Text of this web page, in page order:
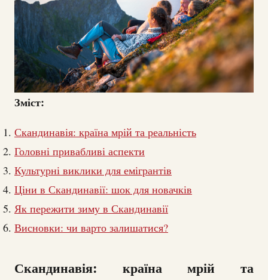
Зміст:
Скандинавія: країна мрій та реальність
Головні привабливі аспекти
Культурні виклики для емігрантів
Ціни в Скандинавії: шок для новачків
Як пережити зиму в Скандинавії
Висновки: чи варто залишатися?
Скандинавія: країна мрій та